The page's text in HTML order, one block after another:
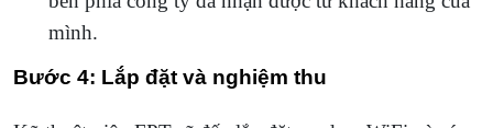
mình.
Bước 4: Lắp đặt và nghiệm thu